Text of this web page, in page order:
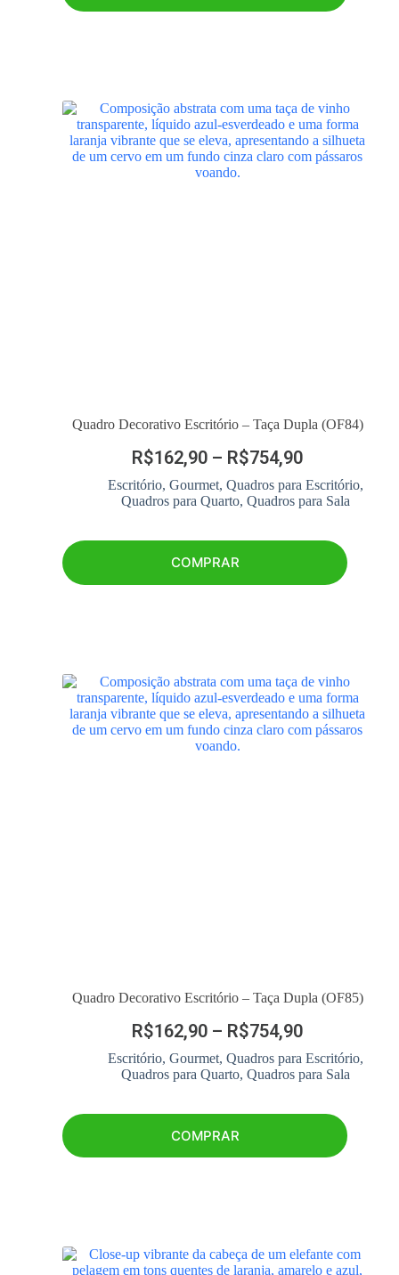
Quadro Decorativo Escritório – Taça Dupla (OF84)
R$162,90 – R$754,90
Escritório, Gourmet, Quadros para Escritório,
Quadros para Quarto, Quadros para Sala
COMPRAR
Quadro Decorativo Escritório – Taça Dupla (OF85)
R$162,90 – R$754,90
Escritório, Gourmet, Quadros para Escritório,
Quadros para Quarto, Quadros para Sala
COMPRAR